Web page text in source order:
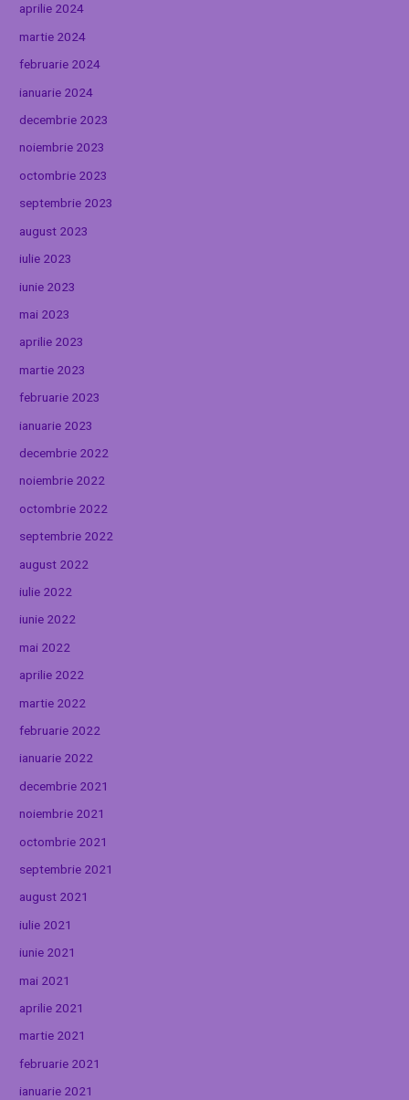
aprilie 2024
martie 2024
februarie 2024
ianuarie 2024
decembrie 2023
noiembrie 2023
octombrie 2023
septembrie 2023
august 2023
iulie 2023
iunie 2023
mai 2023
aprilie 2023
martie 2023
februarie 2023
ianuarie 2023
decembrie 2022
noiembrie 2022
octombrie 2022
septembrie 2022
august 2022
iulie 2022
iunie 2022
mai 2022
aprilie 2022
martie 2022
februarie 2022
ianuarie 2022
decembrie 2021
noiembrie 2021
octombrie 2021
septembrie 2021
august 2021
iulie 2021
iunie 2021
mai 2021
aprilie 2021
martie 2021
februarie 2021
ianuarie 2021